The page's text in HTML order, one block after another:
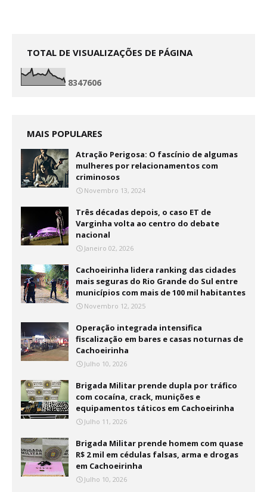
TOTAL DE VISUALIZAÇÕES DE PÁGINA
8347606
MAIS POPULARES
Atração Perigosa: O fascínio de algumas
mulheres por relacionamentos com
criminosos
Novembro 13, 2024
Três décadas depois, o caso ET de
Varginha volta ao centro do debate
nacional
Janeiro 02, 2026
Cachoeirinha lidera ranking das cidades
mais seguras do Rio Grande do Sul entre
municípios com mais de 100 mil habitantes
Novembro 12, 2025
Operação integrada intensifica
fiscalização em bares e casas noturnas de
Cachoeirinha
Julho 10, 2026
Brigada Militar prende dupla por tráfico
com cocaína, crack, munições e
equipamentos táticos em Cachoeirinha
Julho 11, 2026
Brigada Militar prende homem com quase
R$ 2 mil em cédulas falsas, arma e drogas
em Cachoeirinha
Julho 10, 2026